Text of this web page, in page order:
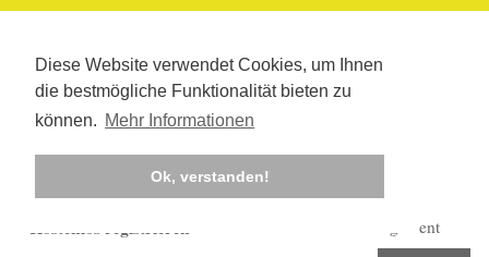
Diese Website verwendet Cookies, um Ihnen
die bestmögliche Funktionalität bieten zu
können. Mehr Informationen
Ok, verstanden!
Kostenlos registrieren
Corona-Management